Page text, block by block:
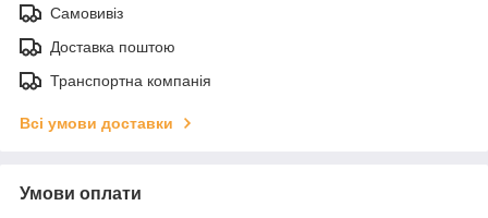
Самовивіз
Доставка поштою
Транспортна компанія
Всі умови доставки
Умови оплати